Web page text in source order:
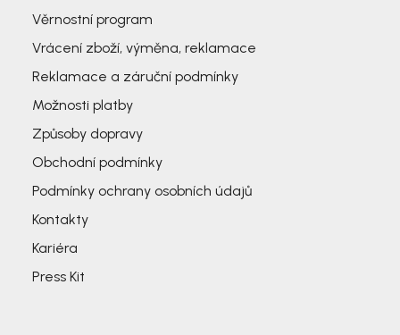
Věrnostní program
Vrácení zboží, výměna, reklamace
Reklamace a záruční podmínky
Možnosti platby
Způsoby dopravy
Obchodní podmínky
Podmínky ochrany osobních údajů
Kontakty
Kariéra
Press Kit